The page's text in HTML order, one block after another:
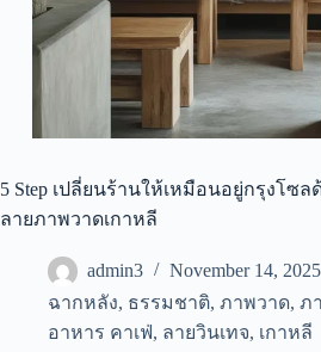
5 Step เปลี่ยนร้านให้เหมือนอยู่กรุงโซล
ลายภาพวาดเกาหลี
admin3
November 14, 2025
ฉากหลัง, ธรรมชาติ, ภาพวาด, ภ
อาหาร คาเฟ่, ลายวินเทจ, เกาหลี